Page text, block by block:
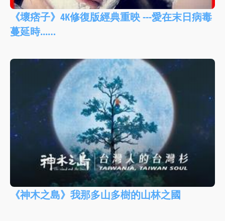
《壞痞子》4K修復版經典重映 ---愛在末日病毒
蔓延時...…
《神木之島》我那多山多樹的山林之國